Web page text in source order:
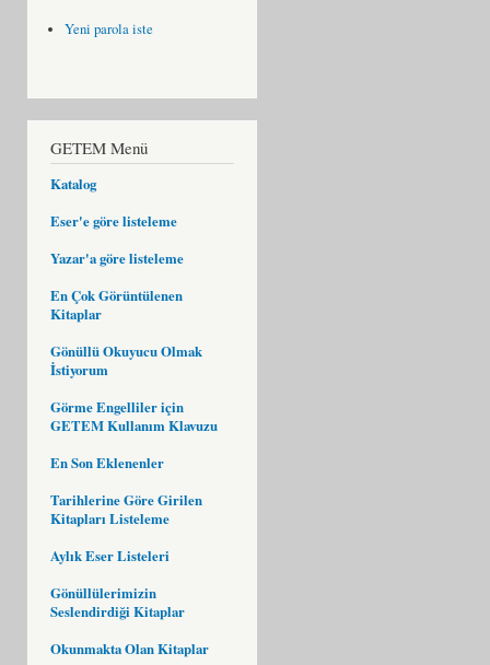
Yeni parola iste
GETEM Menü
Katalog
Eser'e göre listeleme
Yazar'a göre listeleme
En Çok Görüntülenen
Kitaplar
Gönüllü Okuyucu Olmak
İstiyorum
Görme Engelliler için
GETEM Kullanım Klavuzu
En Son Eklenenler
Tarihlerine Göre Girilen
Kitapları Listeleme
Aylık Eser Listeleri
Gönüllülerimizin
Seslendirdiği Kitaplar
Okunmakta Olan Kitaplar